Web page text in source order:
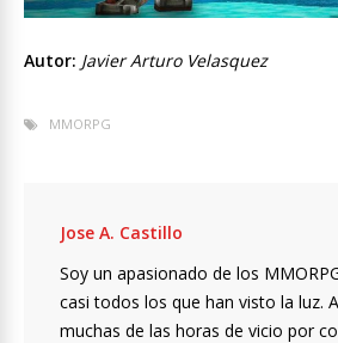
Autor: Javier Arturo Velasquez
MMORPG
Jose A. Castillo
Soy un apasionado de los
casi todos los que han visto la luz.
muchas de las horas de vicio por